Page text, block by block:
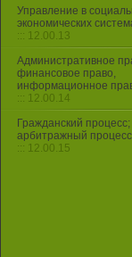
Управление в
экономических
::: 12.00.13
Административное
финансовое право,
информационное
::: 12.00.14
Гражданский процесс;
арбитражный процесс
::: 12.00.15